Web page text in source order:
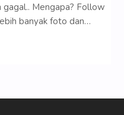
gagal.. Mengapa? Follow
banyak foto dan…